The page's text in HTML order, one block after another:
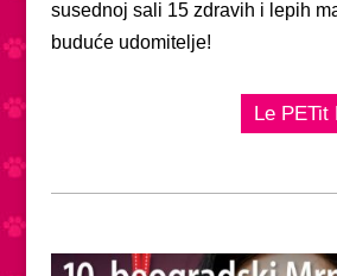
susednoj sali 15 zdravih i lepih
buduće udomitelje!
Le PETit